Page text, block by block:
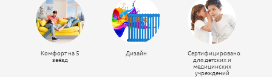
Комфорт на 5
звёзд
Дизайн
Сертифицировано
для детских и
медицинских
учреждений